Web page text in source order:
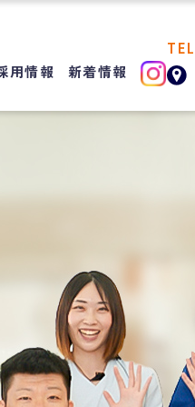
用情報 新着情報
TEL